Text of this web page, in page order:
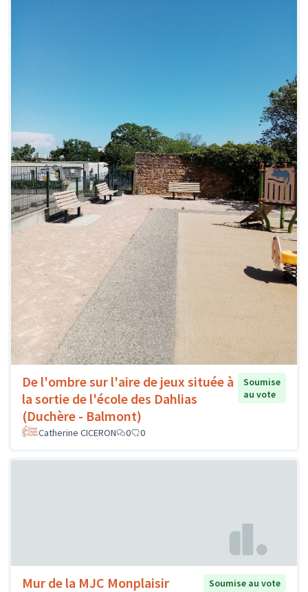
De l'ombre sur l'aire de jeux située à
la sortie de l'école des Dahlias
(Duchère - Balmont)
Soumise
au vote
Catherine CICERON 0 0
Mur de la MJC Monplaisir
Soumise au vote